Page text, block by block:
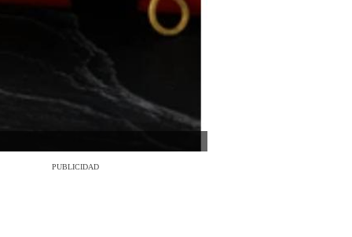
PUBLICIDAD